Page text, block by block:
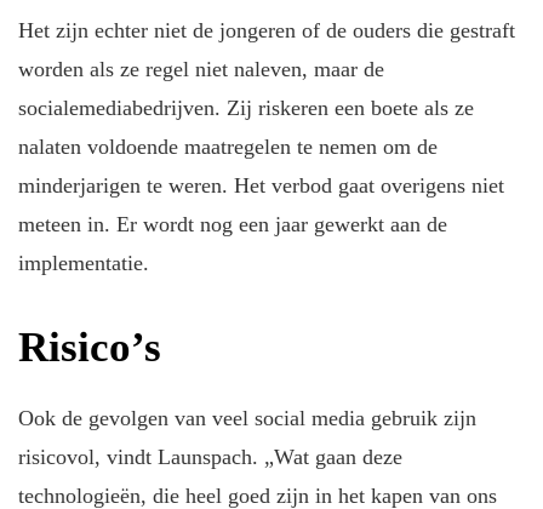
Het zijn echter niet de jongeren of de ouders die gestraft
worden als ze regel niet naleven, maar de
socialemediabedrijven. Zij riskeren een boete als ze
nalaten voldoende maatregelen te nemen om de
minderjarigen te weren. Het verbod gaat overigens niet
meteen in. Er wordt nog een jaar gewerkt aan de
implementatie.
Risico’s
Ook de gevolgen van veel social media gebruik zijn
risicovol, vindt Launspach. „Wat gaan deze
technologieën, die heel goed zijn in het kapen van ons